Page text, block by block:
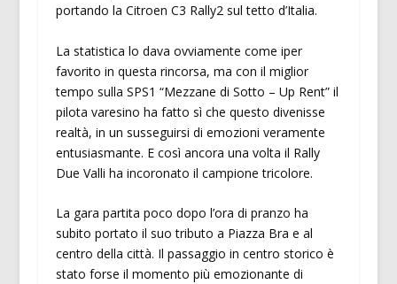
portando la Citroen C3 Rally2 sul tetto d’Italia.
La statistica lo dava ovviamente come iper
favorito in questa rincorsa, ma con il miglior
tempo sulla SPS1 “Mezzane di Sotto – Up Rent” il
pilota varesino ha fatto sì che questo divenisse
realtà, in un susseguirsi di emozioni veramente
entusiasmante. E così ancora una volta il Rally
Due Valli ha incoronato il campione tricolore.
La gara partita poco dopo l’ora di pranzo ha
subito portato il suo tributo a Piazza Bra e al
centro della città. Il passaggio in centro storico è
stato forse il momento più emozionante di